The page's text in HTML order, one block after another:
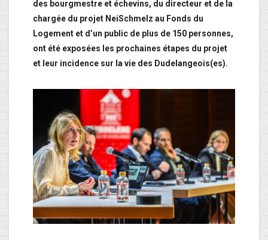
des bourgmestre et échevins, du directeur et de la
chargée du projet NeiSchmelz au Fonds du
Logement et d’un public de plus de 150 personnes,
ont été exposées les prochaines étapes du projet
et leur incidence sur la vie des Dudelangeois(es).